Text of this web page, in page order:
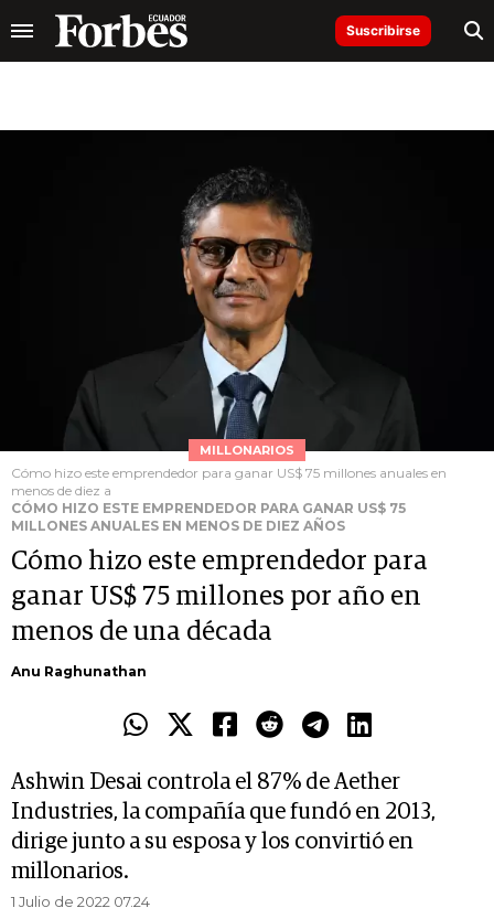
Suscribirse
MILLONARIOS
Cómo hizo este emprendedor para ganar US$ 75 millones anuales en
menos de diez a
CÓMO HIZO ESTE EMPRENDEDOR PARA GANAR US$ 75
MILLONES ANUALES EN MENOS DE DIEZ AÑOS
Cómo hizo este emprendedor para
ganar US$ 75 millones por año en
menos de una década
Anu Raghunathan
Ashwin Desai controla el 87% de Aether
Industries, la compañía que fundó en 2013,
dirige junto a su esposa y los convirtió en
millonarios.
1 Julio de 2022 07.24